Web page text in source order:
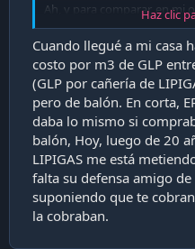
Ah, y para comparar, en mi
KW/h.
Un metro cúbico de gas
Cada kg de gas licuado
Costos Comparativo de la
– Pellets. La calefacción
pellets de madera son la
económica Disponible en
www.biomass.cl
Haz clic
Cuando llegué a mi casa
costo por m3 de GLP
(GLP por cañería de
pero de balón. En corta,
daba lo mismo si
balón, Hoy, luego de 20
LIPIGAS me está
falta su defensa amigo
suponiendo que te
la cobraban.